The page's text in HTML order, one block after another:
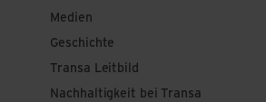
Medien
Geschichte
Transa Leitbild
Nachhaltigkeit bei Transa